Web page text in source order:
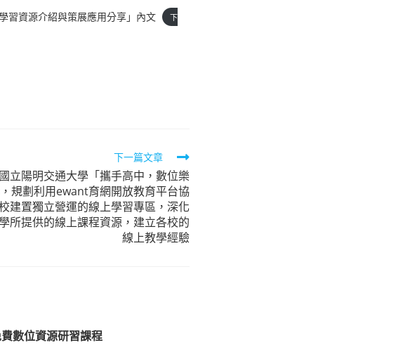
習資源介紹與策展應用分享」內文
下
下一篇文章
立陽明交通大學「攜手高中，數位樂
規劃利用ewant育網開放教育平台協
建置獨立營運的線上學習專區，深化
所提供的線上課程資源，建立各校的
線上教學經驗
數位資源研習課程